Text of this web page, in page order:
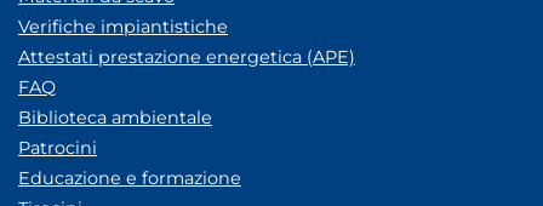
Verifiche impiantistiche
Attestati prestazione energetica (APE)
FAQ
Biblioteca ambientale
Patrocini
Educazione e formazione